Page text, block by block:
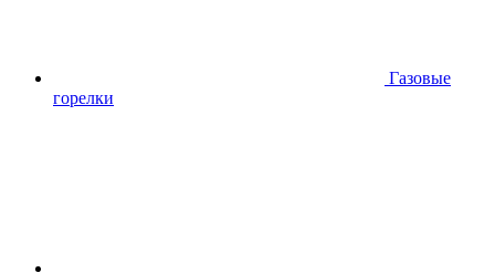
Газовые
горелки